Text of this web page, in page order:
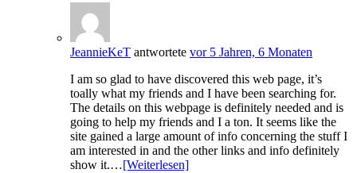
JeannieKeT antwortete vor 5 Jahren, 6 Monaten
I am so glad to have discovered this web page, it’s
toally what my friends and I have been searching for.
The details on this webpage is definitely needed and is
going to help my friends and I a ton. It seems like the
site gained a large amount of info concerning the stuff I
am interested in and the other links and info definitely
show it.…[Weiterlesen]